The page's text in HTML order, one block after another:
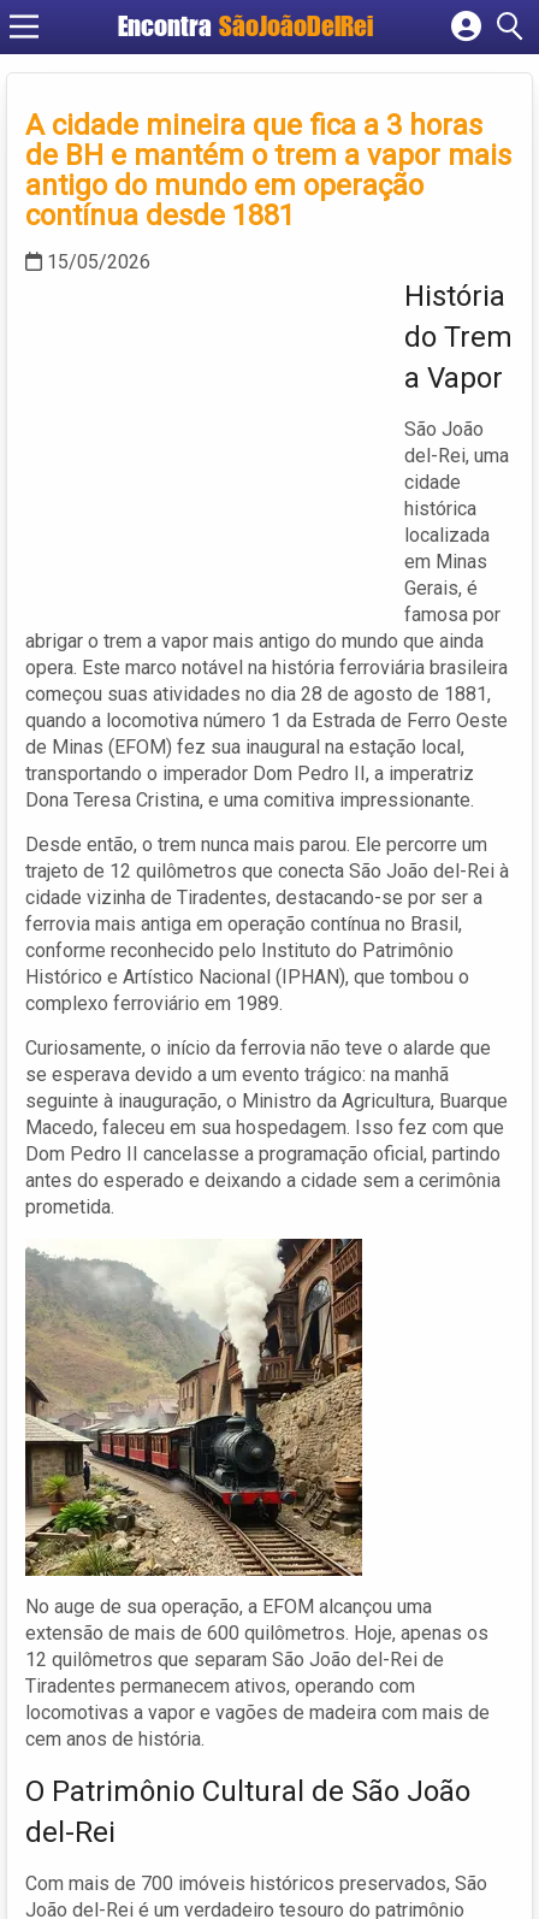
Encontra SãoJoãoDelRei
Cadastrar empresa
Criar conta
A cidade mineira que fica a 3 horas
de BH e mantém o trem a vapor mais
antigo do mundo em operação
contínua desde 1881
15/05/2026
História
do Trem
a Vapor
São João
del-Rei, uma
cidade
histórica
localizada
em Minas
Gerais, é
famosa por
abrigar o trem a vapor mais antigo do mundo que ainda
opera. Este marco notável na história ferroviária brasileira
começou suas atividades no dia 28 de agosto de 1881,
quando a locomotiva número 1 da Estrada de Ferro Oeste
de Minas (EFOM) fez sua inaugural na estação local,
transportando o imperador Dom Pedro II, a imperatriz
Dona Teresa Cristina, e uma comitiva impressionante.
Desde então, o trem nunca mais parou. Ele percorre um
trajeto de 12 quilômetros que conecta São João del-Rei à
cidade vizinha de Tiradentes, destacando-se por ser a
ferrovia mais antiga em operação contínua no Brasil,
conforme reconhecido pelo Instituto do Patrimônio
Histórico e Artístico Nacional (IPHAN), que tombou o
complexo ferroviário em 1989.
Curiosamente, o início da ferrovia não teve o alarde que
se esperava devido a um evento trágico: na manhã
seguinte à inauguração, o Ministro da Agricultura, Buarque
Macedo, faleceu em sua hospedagem. Isso fez com que
Dom Pedro II cancelasse a programação oficial, partindo
antes do esperado e deixando a cidade sem a cerimônia
prometida.
No auge de sua operação, a EFOM alcançou uma
extensão de mais de 600 quilômetros. Hoje, apenas os
12 quilômetros que separam São João del-Rei de
Tiradentes permanecem ativos, operando com
locomotivas a vapor e vagões de madeira com mais de
cem anos de história.
O Patrimônio Cultural de São João
del-Rei
Com mais de 700 imóveis históricos preservados, São
João del-Rei é um verdadeiro tesouro do patrimônio